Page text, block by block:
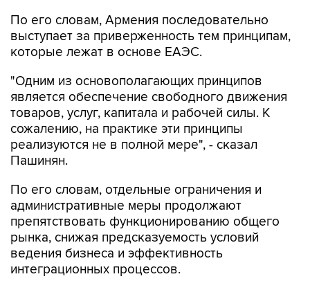
По его словам, Армения последовательно
выступает за приверженность тем принципам,
которые лежат в основе ЕАЭС.
"Одним из основополагающих принципов
является обеспечение свободного движения
товаров, услуг, капитала и рабочей силы. К
сожалению, на практике эти принципы
реализуются не в полной мере", - сказал
Пашинян.
По его словам, отдельные ограничения и
административные меры продолжают
препятствовать функционированию общего
рынка, снижая предсказуемость условий
ведения бизнеса и эффективность
интеграционных процессов.